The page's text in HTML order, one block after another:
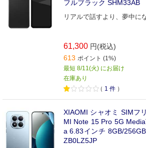
フルブラック SHM33AB
リアルで話すより、夢中に
61,300 円(税込)
613 ポイント (1%)
最短 8/11(火) にお届け
在庫あり
（ 1 件 ）
XIAOMI シャオミ SIMフ
MI Note 15 Pro 5G
a 6.83インチ 8GB/
ZB0LZ5JP